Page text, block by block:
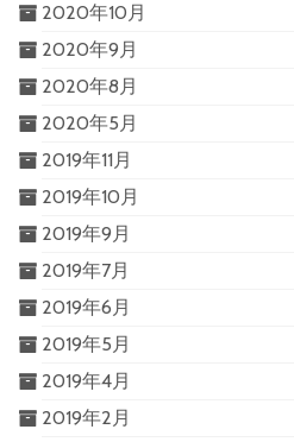
2020年10月
2020年9月
2020年8月
2020年5月
2019年11月
2019年10月
2019年9月
2019年7月
2019年6月
2019年5月
2019年4月
2019年2月